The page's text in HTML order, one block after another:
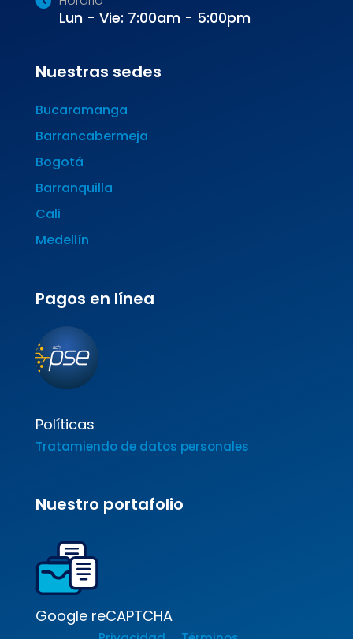
Lun - Vie: 7:00am - 5:00pm
Nuestras sedes
Bucaramanga
Barrancabermeja
Bogotá
Barranquilla
Cali
Medellín
Pagos en línea
Políticas
Tratamiendo de datos personales
Nuestro portafolio
Google reCAPTCHA